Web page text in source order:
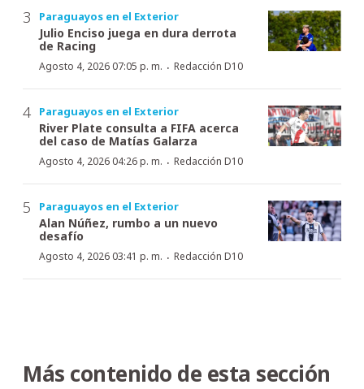
Paraguayos en el Exterior
Julio Enciso juega en dura derrota
de Racing
Agosto 4, 2026 07:05 p. m. · Redacción D10
Paraguayos en el Exterior
River Plate consulta a FIFA acerca
del caso de Matías Galarza
Agosto 4, 2026 04:26 p. m. · Redacción D10
Paraguayos en el Exterior
Alan Núñez, rumbo a un nuevo
desafío
Agosto 4, 2026 03:41 p. m. · Redacción D10
Más contenido de esta sección